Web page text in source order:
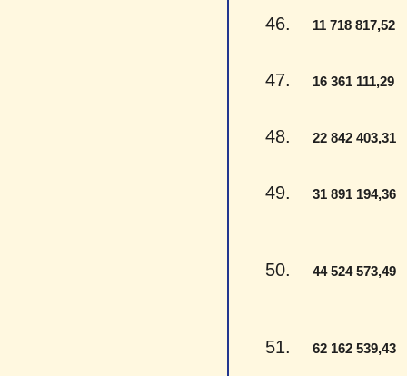
46. 11 718 817,52
47. 16 361 111,29
48. 22 842 403,31
49. 31 891 194,36
50. 44 524 573,49
51. 62 162 539,43